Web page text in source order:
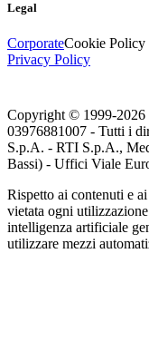
Legal
CorporateCookie Policy
Privacy Policy
Copyright © 1999-2026
03976881007 - Tutti i
S.p.A. - RTI S.p.A.,
Bassi) - Uffici Viale
Rispetto ai contenuti e
vietata ogni
intelligenza artificiale
utilizzare mezzi